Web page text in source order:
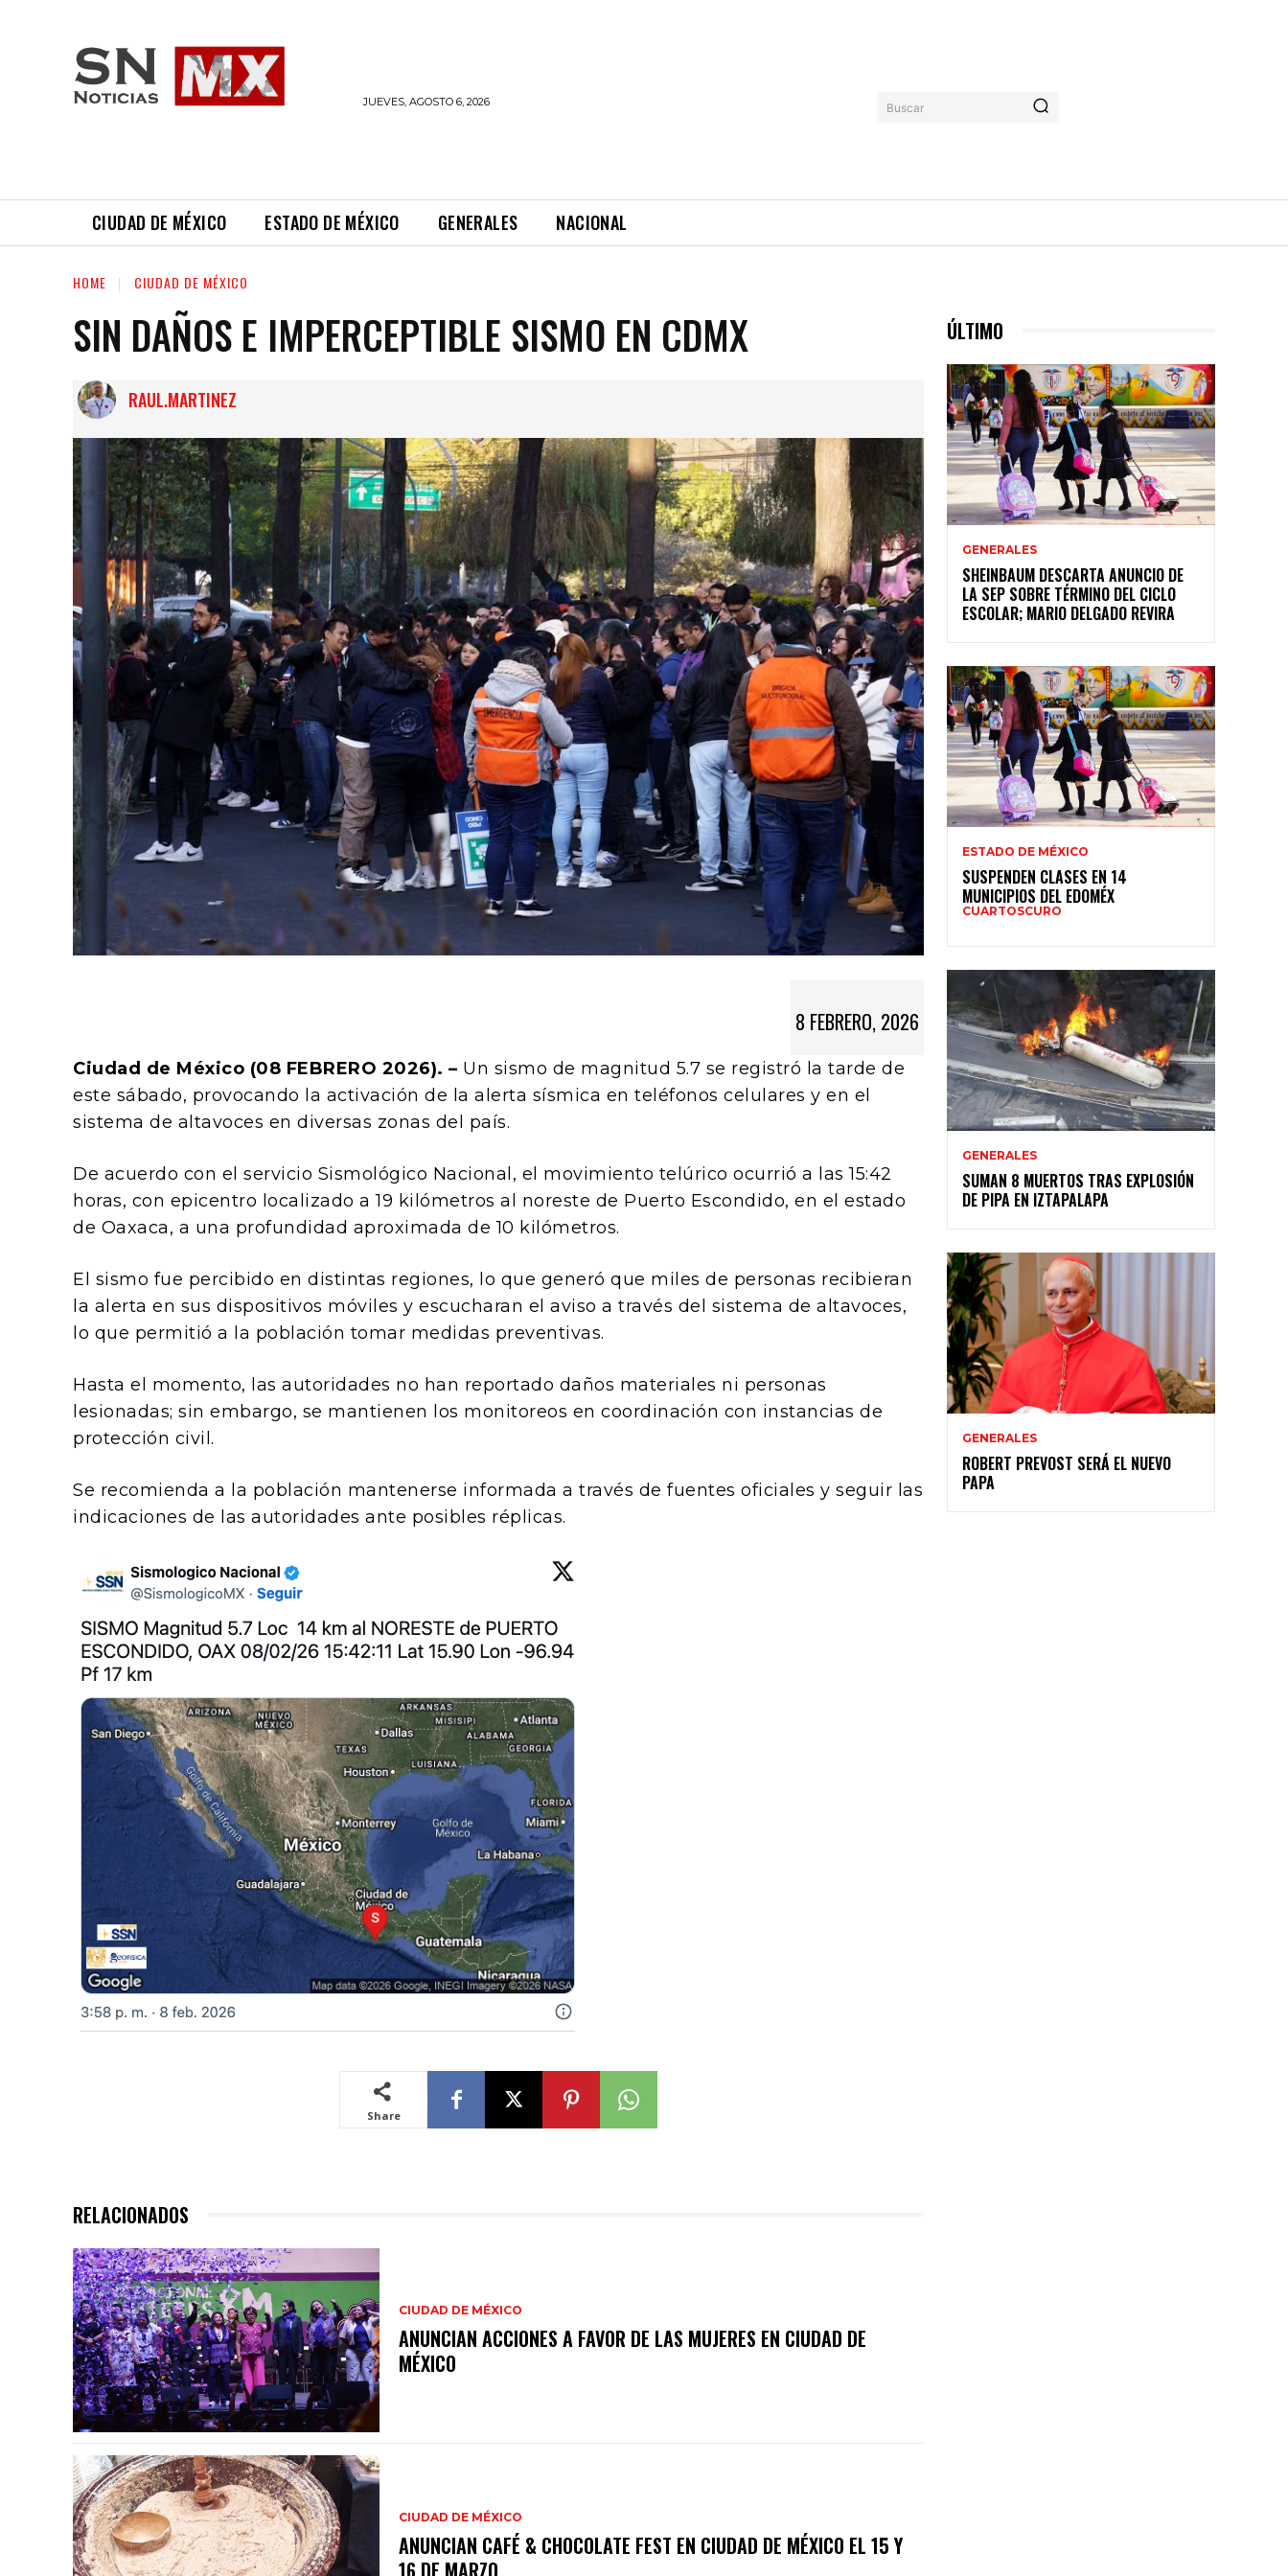
JUEVES, AGOSTO 6, 2026 Buscar
CIUDAD DE MÉXICO ESTADO DE MÉXICO GENERALES NACIONAL
HOME CIUDAD DE MÉXICO
SIN DAÑOS E IMPERCEPTIBLE SISMO EN CDMX
RAUL.MARTINEZ
8 FEBRERO, 2026
Ciudad de México (08 FEBRERO 2026). – Un sismo de magnitud 5.7 se registró la tarde de
este sábado, provocando la activación de la alerta sísmica en teléfonos celulares y en el
sistema de altavoces en diversas zonas del país.
De acuerdo con el servicio Sismológico Nacional, el movimiento telúrico ocurrió a las 15:42
horas, con epicentro localizado a 19 kilómetros al noreste de Puerto Escondido, en el estado
de Oaxaca, a una profundidad aproximada de 10 kilómetros.
El sismo fue percibido en distintas regiones, lo que generó que miles de personas recibieran
la alerta en sus dispositivos móviles y escucharan el aviso a través del sistema de altavoces,
lo que permitió a la población tomar medidas preventivas.
Hasta el momento, las autoridades no han reportado daños materiales ni personas
lesionadas; sin embargo, se mantienen los monitoreos en coordinación con instancias de
protección civil.
Se recomienda a la población mantenerse informada a través de fuentes oficiales y seguir las
indicaciones de las autoridades ante posibles réplicas.
Share
RELACIONADOS
CIUDAD DE MÉXICO
ANUNCIAN ACCIONES A FAVOR DE LAS MUJERES EN CIUDAD DE
MÉXICO
CIUDAD DE MÉXICO
ANUNCIAN CAFÉ & CHOCOLATE FEST EN CIUDAD DE MÉXICO EL 15 Y
16 DE MARZO
ÚLTIMO
GENERALES
SHEINBAUM DESCARTA ANUNCIO DE
LA SEP SOBRE TÉRMINO DEL CICLO
ESCOLAR; MARIO DELGADO REVIRA
ESTADO DE MÉXICO
SUSPENDEN CLASES EN 14
MUNICIPIOS DEL EDOMÉX
CUARTOSCURO
GENERALES
SUMAN 8 MUERTOS TRAS EXPLOSIÓN
DE PIPA EN IZTAPALAPA
GENERALES
ROBERT PREVOST SERÁ EL NUEVO
PAPA